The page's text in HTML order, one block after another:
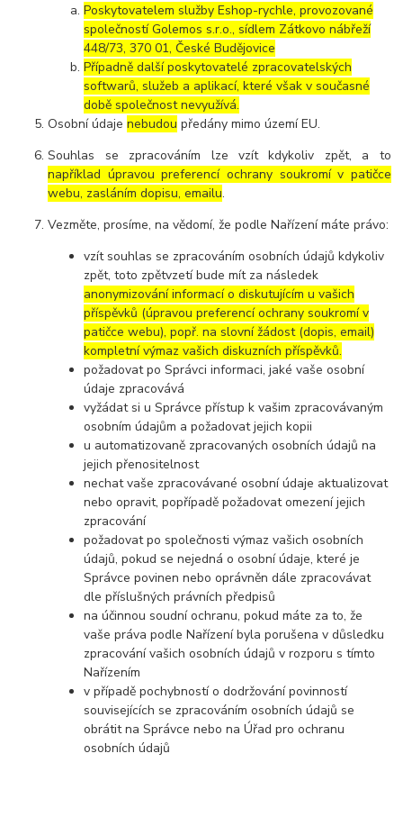
Poskytovatelem služby Eshop-rychle, provozované
společností Golemos s.r.o., sídlem Zátkovo nábřeží
448/73, 370 01, České Budějovice
Případně další poskytovatelé zpracovatelských
softwarů, služeb a aplikací, které však v současné
době společnost nevyužívá.
Osobní údajenebudou předány mimo území EU.
Souhlas se zpracováním lze vzít kdykoliv zpět, a to
například úpravou preferencí ochrany soukromí v patičce
webu, zasláním dopisu, emailu.
Vezměte, prosíme, na vědomí, že podle Nařízení máte právo:
vzít souhlas se zpracováním osobních údajů kdykoliv
zpět, toto zpětvzetí bude mít za následek
anonymizování informací o diskutujícím u vašich
příspěvků (úpravou preferencí ochrany soukromí v
patičce webu), popř. na slovní žádost (dopis, email)
kompletní výmaz vašich diskuzních příspěvků.
požadovat po Správci informaci, jaké vaše osobní
údaje zpracovává
vyžádat si u Správce přístup k vašim zpracovávaným
osobním údajům a požadovat jejich kopii
u automatizovaně zpracovaných osobních údajů na
jejich přenositelnost
nechat vaše zpracovávané osobní údaje aktualizovat
nebo opravit, popřípadě požadovat omezení jejich
zpracování
požadovat po společnosti výmaz vašich osobních
údajů, pokud se nejedná o osobní údaje, které je
Správce povinen nebo oprávněn dále zpracovávat
dle příslušných právních předpisů
na účinnou soudní ochranu, pokud máte za to, že
vaše práva podle Nařízení byla porušena v důsledku
zpracování vašich osobních údajů v rozporu s tímto
Nařízením
v případě pochybností o dodržování povinností
souvisejících se zpracováním osobních údajů se
obrátit na Správce nebo na Úřad pro ochranu
osobních údajů